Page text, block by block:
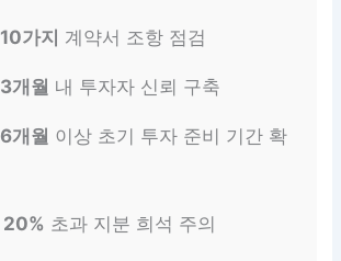
10가지 계약서 조항 점검
3개월 내 투자자 신뢰 구축
6개월 이상 초기 투자 준비 기간 확
20% 초과 지분 희석 주의